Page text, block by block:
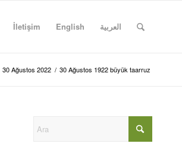
İletişim English العربية
30 Ağustos 2022 / 30 Ağustos 1922 büyük taarruz